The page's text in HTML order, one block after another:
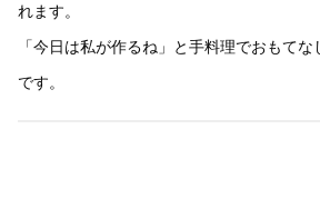
れます。
「今日は私が作るね」と手料理でおもて
です。